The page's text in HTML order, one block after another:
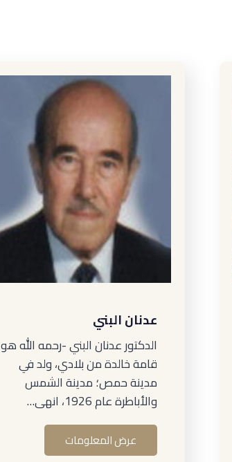
عدنان البني
الدكتور عدنان البني -رحمه الله هو
قامة خالدة من بلادي، ولد في
مدينة حمص؛ مدينة الشمس
والأباطرة عام 1926، انهى…
عرض المعلومات